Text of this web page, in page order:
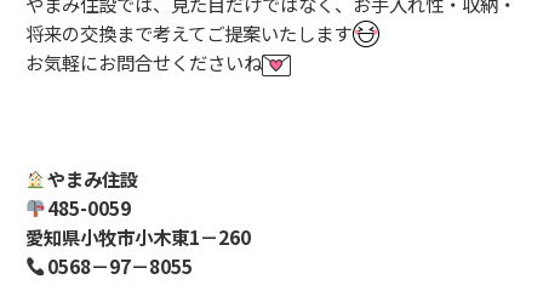
将来の交換まで考えてご提案いたします
お気軽にお問合せくださいね
やまみ住設
485-0059
愛知県小牧市小木東1－260
0568－97－8055